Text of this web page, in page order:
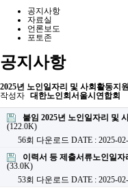
공지사항
자료실
언론보도
포토존
공지사항
2025년 노인일자리 및 사회활동지
작성자 대한노인회서울시연합회
붙임 2025년 노인일자리 및
(122.0K)
56회 다운로드 DATE : 2025-
이력서 등 제출서류노인일
(33.0K)
53회 다운로드 DATE : 2025-